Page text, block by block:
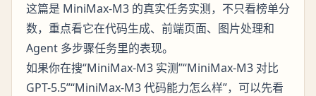
这篇是 MiniMax-M3 的真实任务实测，不只看榜单分
数，重点看它在代码生成、前端页面、图片处理和
Agent 多步骤任务里的表现。
如果你在搜“MiniMax-M3 实测”“MiniMax-M3 对比
GPT-5.5”“MiniMax-M3 代码能力怎么样”，可以先看